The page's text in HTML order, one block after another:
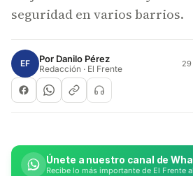
seguridad en varios barrios.
EF Por Danilo Pérez
Redacción · El Frente
Únete a nuestro canal de
Recibe lo más importante de El Frente